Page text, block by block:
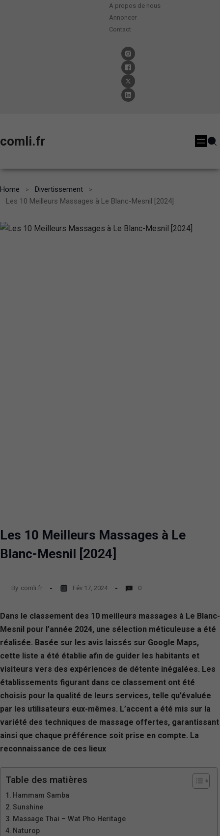
A propos de nous
Annoncer
Contact
comli.fr
Home
Divertissement
Les 10 Meilleurs Massages à Le Blanc-Mesnil [2024]
Les 10 Meilleurs Massages à Le
Blanc-Mesnil [2024]
By comli.fr Fév 17, 2024 0
Dans le classement des 10 meilleurs massages à Le Blanc-
Mesnil pour l’année 2024, une sélection méticuleuse a été
réalisée. Basée sur les avis laissés sur Google Maps,
cette liste a été établie afin de guider les habitants et
visiteurs vers des expériences de détente inégalées. Les
établissements figurant dans ce classement ont été
choisis pour la qualité de leurs services, telle qu’évaluée
par les utilisateurs eux-mêmes. L’accent a été mis sur la
variété des techniques de massage offertes, garantissant
ainsi que chaque préférence soit prise en compte. La
reconnaissance de ces lieux
Table des matières
Hammam Samba
Sunshine
Massage Thai – Wat Pho Heritage
Naturop